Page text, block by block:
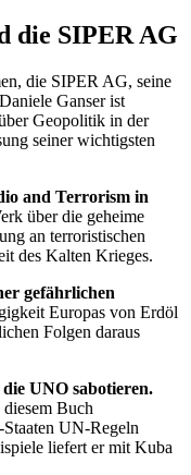
die SIPER AG
die SIPER AG, seine
Ganser ist
Geopolitik in der
seiner wichtigsten
and Terrorism in
über die geheime
an terroristischen
des Kalten Krieges.
gefährlichen
Europas von Erdöl
Folgen daraus
UNO sabotieren.
Buch
UN-Regeln
liefert er mit Kuba